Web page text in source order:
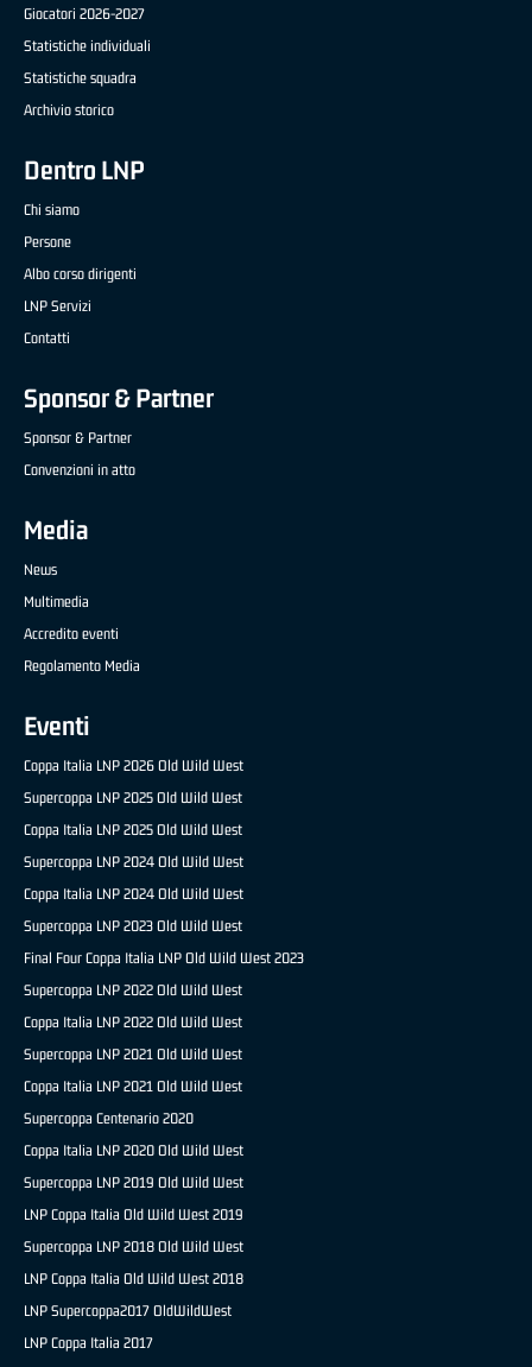
Giocatori 2026-2027
Statistiche individuali
Statistiche squadra
Archivio storico
Dentro LNP
Chi siamo
Persone
Albo corso dirigenti
LNP Servizi
Contatti
Sponsor & Partner
Sponsor & Partner
Convenzioni in atto
Media
News
Multimedia
Accredito eventi
Regolamento Media
Eventi
Coppa Italia LNP 2026 Old Wild West
Supercoppa LNP 2025 Old Wild West
Coppa Italia LNP 2025 Old Wild West
Supercoppa LNP 2024 Old Wild West
Coppa Italia LNP 2024 Old Wild West
Supercoppa LNP 2023 Old Wild West
Final Four Coppa Italia LNP Old Wild West 2023
Supercoppa LNP 2022 Old Wild West
Coppa Italia LNP 2022 Old Wild West
Supercoppa LNP 2021 Old Wild West
Coppa Italia LNP 2021 Old Wild West
Supercoppa Centenario 2020
Coppa Italia LNP 2020 Old Wild West
Supercoppa LNP 2019 Old Wild West
LNP Coppa Italia Old Wild West 2019
Supercoppa LNP 2018 Old Wild West
LNP Coppa Italia Old Wild West 2018
LNP Supercoppa2017 OldWildWest
LNP Coppa Italia 2017